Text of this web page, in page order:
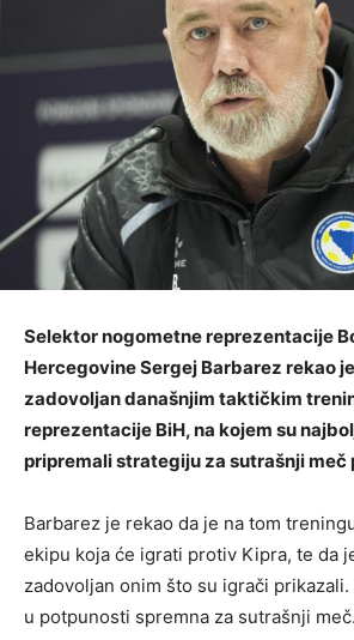
Selektor nogometne reprezentacije
Hercegovine Sergej Barbarez rekao
zadovoljan današnjim taktičkim
reprezentacije BiH, na kojem su
pripremali strategiju za sutrašnji meč
Barbarez je rekao da je na tom
ekipu koja će igrati protiv Kipra, te da
zadovoljan onim što su igrači
u potpunosti spremna za sutrašnji meč.